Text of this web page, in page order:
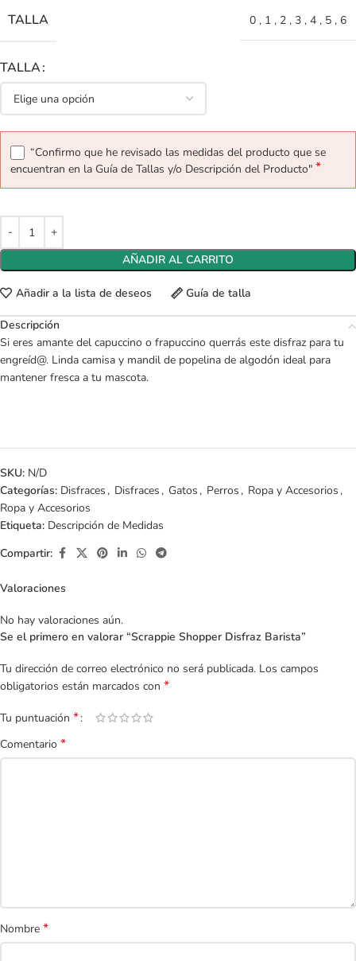
TALLA 0 , 1 , 2 , 3 , 4 , 5 , 6
TALLA
“Confirmo que he revisado las medidas del producto que se
encuentran en la Guía de Tallas y/o Descripción del Producto" *
AÑADIR AL CARRITO
Añadir a la lista de deseos Guía de talla
Descripción
Si eres amante del capuccino o frapuccino querrás este disfraz para tu
engreíd@. Linda camisa y mandil de popelina de algodón ideal para
mantener fresca a tu mascota.
SKU: N/D
Categorías: Disfraces , Disfraces , Gatos , Perros , Ropa y Accesorios ,
Ropa y Accesorios
Etiqueta: Descripción de Medidas
Compartir:
Valoraciones
No hay valoraciones aún.
Se el primero en valorar “Scrappie Shopper Disfraz Barista”
Tu dirección de correo electrónico no será publicada. Los campos
obligatorios están marcados con *
Tu puntuación *
Comentario *
Nombre *